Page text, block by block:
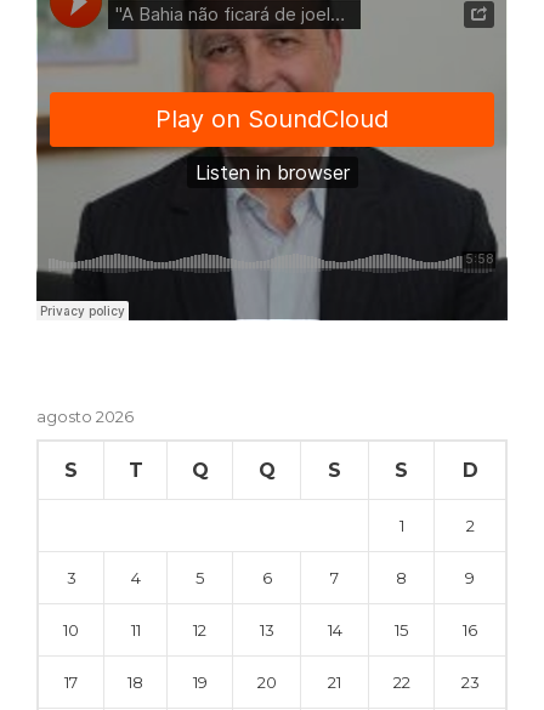
agosto 2026
S T Q Q S S D
1 2
3 4 5 6 7 8 9
10 11 12 13 14 15 16
17 18 19 20 21 22 23